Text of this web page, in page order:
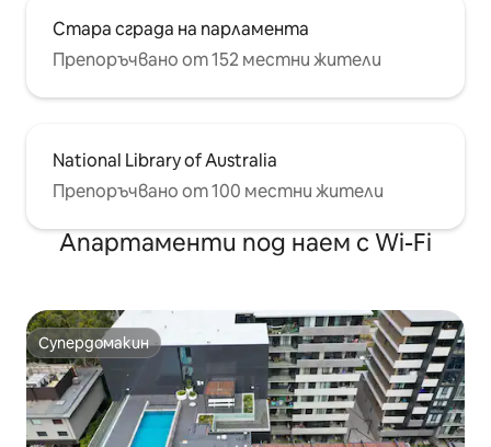
Стара сграда на парламента
Препоръчвано от 152 местни жители
National Library of Australia
Препоръчвано от 100 местни жители
Апартаменти под наем с Wi-Fi
Супердомакин
Супердомакин